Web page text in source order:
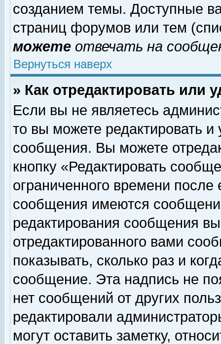
созданием темы. Доступные
страниц форумов или тем
можете отвечать на
Вернуться наверх
» Как отредактировать или
Если вы не являетесь
то вы можете редактировать и
сообщения. Вы можете
кнопку «Редактировать
ограниченного времени
сообщения имеются
редактирования сообщения
отредактированного вами
показывать, сколько раз и
сообщение. Эта надпись не
нет сообщений от других
редактировали
могут оставить заметку,